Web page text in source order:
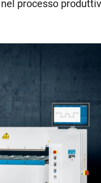
processo